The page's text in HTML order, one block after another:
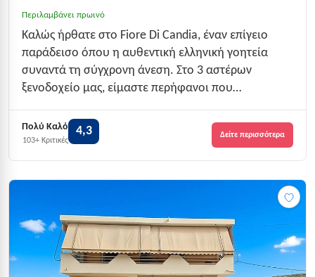
Περιλαμβάνει πρωινό
Καλώς ήρθατε στο Fiore Di Candia, έναν επίγειο
παράδεισο όπου η αυθεντική ελληνική γοητεία
συναντά τη σύγχρονη άνεση. Στο 3 αστέρων
ξενοδοχείο μας, είμαστε περήφανοι που
άνεσης και εξαιρετικής φιλοξενίας. Είτε βρίσκεστε
εδώ για επαγγελματικούς λόγους είτε για αναψυχή,
το ξ...
Πολύ Καλό
103+ Κριτικές
4,3 Δείτε περισσότερα